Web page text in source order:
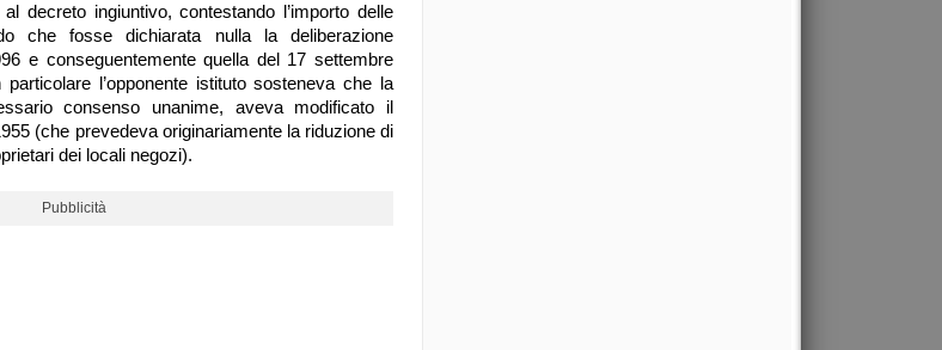
decreto ingiuntivo, contestando l’importo delle
che fosse dichiarata nulla la deliberazione
e conseguentemente quella del 17 settembre
l’opponente istituto sosteneva che la
consenso unanime, aveva modificato il
(che prevedeva originariamente la riduzione di
dei locali negozi).
Pubblicità